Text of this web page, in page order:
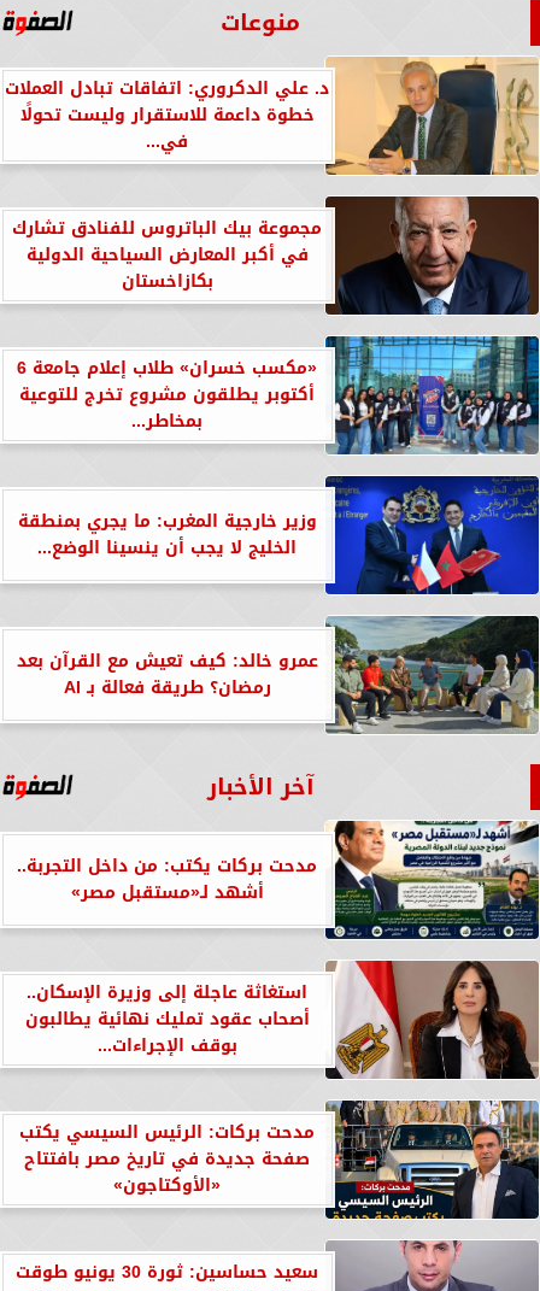
منوعات
د. علي الدكروري: اتفاقات تبادل العملات
خطوة داعمة للاستقرار وليست تحولًا
في...
مجموعة بيك الباتروس للفنادق تشارك
في أكبر المعارض السياحية الدولية
بكازاخستان
«مكسب خسران» طلاب إعلام جامعة 6
أكتوبر يطلقون مشروع تخرج للتوعية
بمخاطر...
وزير خارجية المغرب: ما يجري بمنطقة
الخليج لا يجب أن ينسينا الوضع...
عمرو خالد: كيف تعيش مع القرآن بعد
رمضان؟ طريقة فعالة بـ AI
آخر الأخبار
مدحت بركات يكتب: من داخل التجربة..
أشهد لـ«مستقبل مصر»
استغاثة عاجلة إلى وزيرة الإسكان..
أصحاب عقود تمليك نهائية يطالبون
بوقف الإجراءات...
مدحت بركات: الرئيس السيسي يكتب
صفحة جديدة في تاريخ مصر بافتتاح
«الأوكتاجون»
سعيد حساسين: ثورة 30 يونيو طوقت